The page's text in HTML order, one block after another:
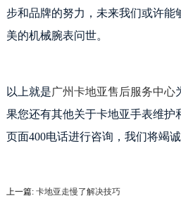
步和品牌的努力，未来我们或许能
美的机械腕表问世。
以上就是广州卡地亚售后服务中心
果您还有其他关于卡地亚手表维护
页面400电话进行咨询，我们将竭诚
上一篇: 卡地亚走慢了解决技巧